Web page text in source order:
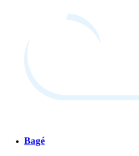
Bagé